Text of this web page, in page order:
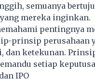
semuanya
mereka inginkan.
pentingnya
prinsip perusahaan
dan ketekunan.
setiap
IPO